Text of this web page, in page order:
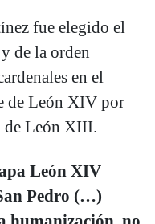
fue elegido el
de la orden
en el
de León XIV por
de León XIII.
León XIV
Pedro (…)